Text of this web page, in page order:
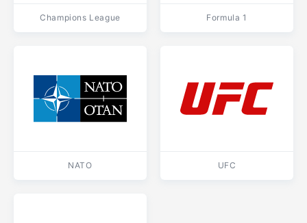
Champions League Formula 1
NATO UFC